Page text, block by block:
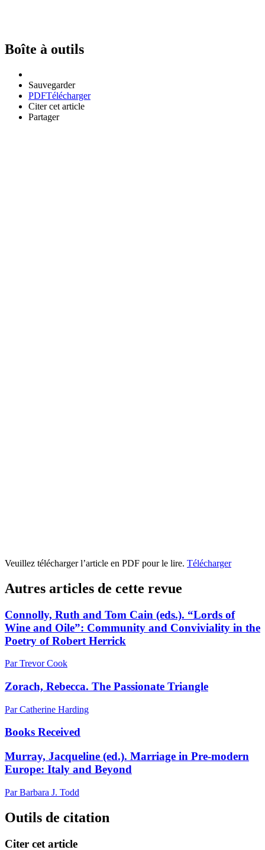
Boîte à outils
Sauvegarder
PDFTélécharger
Citer cet article
Partager
Veuillez télécharger l’article en PDF pour le lire. Télécharger
Autres articles de cette revue
Connolly, Ruth and Tom Cain (eds.). “Lords of
Wine and Oile”: Community and Conviviality in the
Poetry of Robert Herrick
Par Trevor Cook
Zorach, Rebecca. The Passionate Triangle
Par Catherine Harding
Books Received
Murray, Jacqueline (ed.). Marriage in Pre-modern
Europe: Italy and Beyond
Par Barbara J. Todd
Outils de citation
Citer cet article